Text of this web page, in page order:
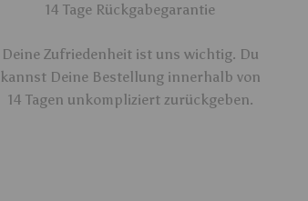
14 Tage Rückgabegarantie
Deine Zufriedenheit ist uns wichtig. Du
kannst Deine Bestellung innerhalb von
14 Tagen unkompliziert zurückgeben.